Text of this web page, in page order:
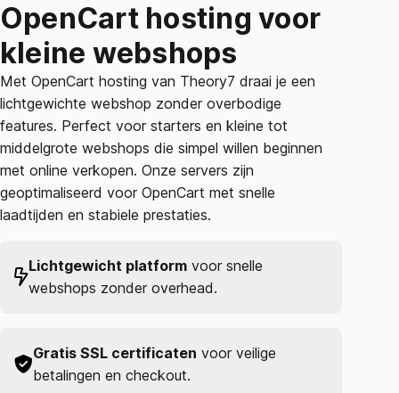
OpenCart hosting voor
kleine webshops
Met OpenCart hosting van Theory7 draai je een
lichtgewichte webshop zonder overbodige
features. Perfect voor starters en kleine tot
middelgrote webshops die simpel willen beginnen
met online verkopen. Onze servers zijn
geoptimaliseerd voor OpenCart met snelle
laadtijden en stabiele prestaties.
Lichtgewicht platform voor snelle
webshops zonder overhead.
Gratis SSL certificaten voor veilige
betalingen en checkout.